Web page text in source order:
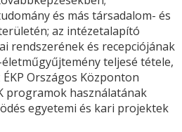
és más társadalom- és
az intézetalapító
rendszerének és recepciójának
teljesé tétele,
Országos Központon
programok használatának
egyetemi és kari projektek